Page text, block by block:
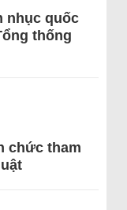
nhục quốc
thống
chức tham